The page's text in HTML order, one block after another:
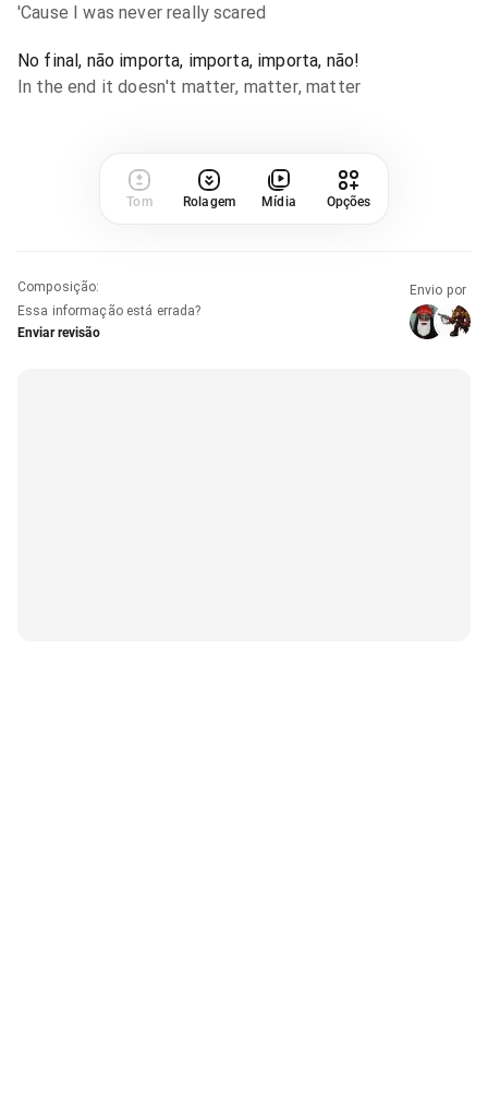
'Cause I was never really scared
No final, não importa, importa, importa, não!
In the end it doesn't matter, matter, matter
Tom Rolagem Mídia Opções
Composição:
Essa informação está errada?
Enviar revisão
Envio por